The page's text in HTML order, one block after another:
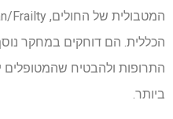
הכללית. הם דוחקים במחקר
התרופות ולהבטיח שהמטופלים
ביותר.